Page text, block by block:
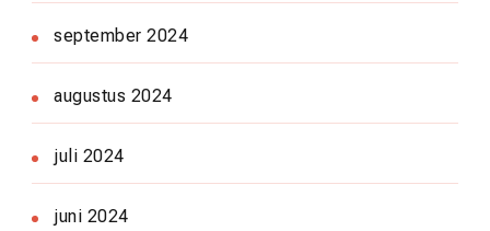
september 2024
augustus 2024
juli 2024
juni 2024